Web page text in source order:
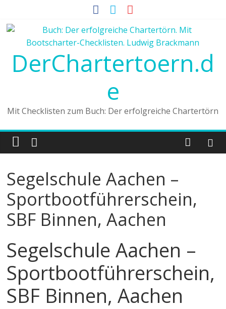
DerChartertoern.d
e
Mit Checklisten zum Buch: Der erfolgreiche Chartertörn
Segelschule Aachen –
Sportbootführerschein,
SBF Binnen, Aachen
Segelschule Aachen –
Sportbootführerschein,
SBF Binnen, Aachen